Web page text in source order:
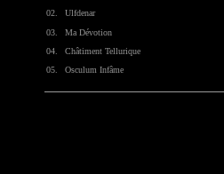
02.
Ulfdenar
03.
Ma Dévotion
04.
Châtiment Tellurique
05.
Osculum Infâme